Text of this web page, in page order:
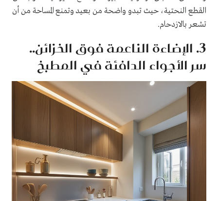
القطع النحتية، حيث تبدو واضحة من بعيد وتمنع المساحة من أن
تشعر بالازدحام.
3. الإضاءة الناعمة فوق الخزائن..
سر الأجواء الدافئة في المطبخ